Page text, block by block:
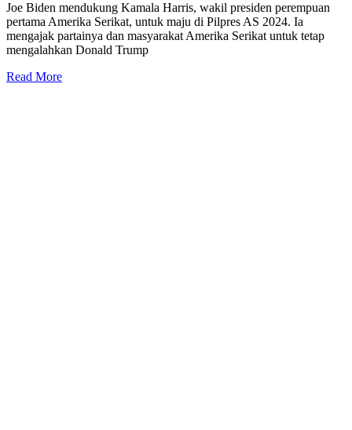
Joe Biden mendukung Kamala Harris, wakil presiden perempuan
pertama Amerika Serikat, untuk maju di Pilpres AS 2024. Ia
mengajak partainya dan masyarakat Amerika Serikat untuk tetap
mengalahkan Donald Trump
Read More